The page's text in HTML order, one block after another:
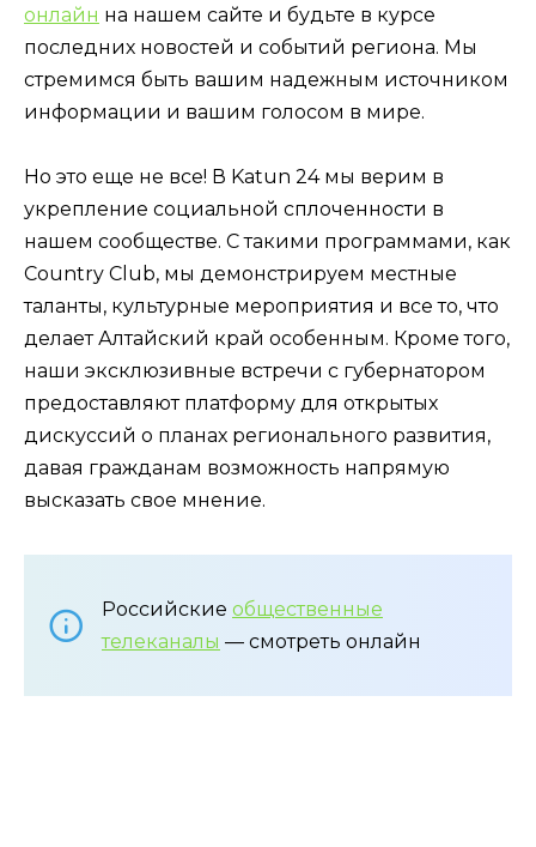
онлайн на нашем сайте и будьте в курсе
последних новостей и событий региона. Мы
стремимся быть вашим надежным источником
информации и вашим голосом в мире.
Но это еще не все! В Katun 24 мы верим в
укрепление социальной сплоченности в
нашем сообществе. С такими программами, как
Country Club, мы демонстрируем местные
таланты, культурные мероприятия и все то, что
делает Алтайский край особенным. Кроме того,
наши эксклюзивные встречи с губернатором
предоставляют платформу для открытых
дискуссий о планах регионального развития,
давая гражданам возможность напрямую
высказать свое мнение.
Российские общественные
телеканалы — смотреть онлайн